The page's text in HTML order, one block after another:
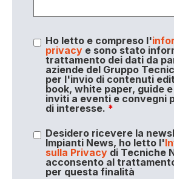
Ho letto e compreso l'
privacye sono stato
trattamento dei dati da
aziende del Gruppo
per l'invio di contenuti
book, white paper, guide
inviti a eventi e convegni
di interesse. *
Desidero ricevere la
Impianti News, ho letto l'
sulla Privacydi Tecniche
acconsento al
per questa finalità